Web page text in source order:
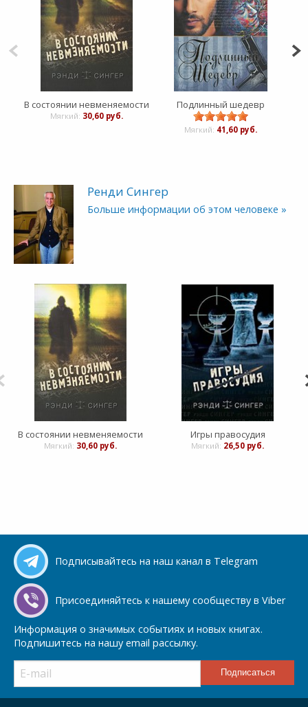
В состоянии невменяемости
Мягкий: 30,60 руб.
Подлинный шедевр
Мягкий: 41,60 руб.
Ренди Сингер
Больше информации об этом человеке »
В состоянии невменяемости
Мягкий: 30,60 руб.
Игры правосудия
Мягкий: 26,50 руб.
Подписывайтесь на наш канал в Telegram
Присоединяйтесь к нашему сообществу в Viber
Информация о значимых событиях и новых книгах.
Подпишитесь на нашу email рассылку.